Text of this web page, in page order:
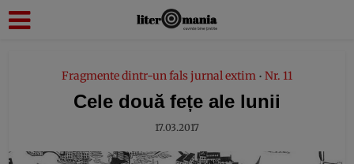
Fragmente dintr-un fals jurnal extim • Nr. 11
Cele două fețe ale lunii
17.03.2017
modal-check